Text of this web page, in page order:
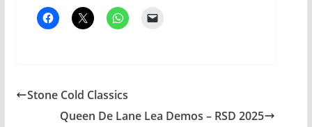
Stone Cold Classics
Queen De Lane Lea Demos – RSD 2025